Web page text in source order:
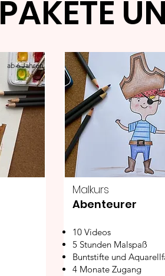
PAKETE
ab 6 Jahren
Malkurs
Abenteurer
10 Videos
5 Stunden Malspaß
Buntstifte und
4 Monate Zugang